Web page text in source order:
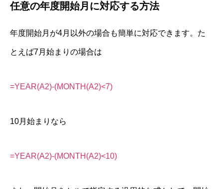
任意の年度開始月に対応する方法
年度開始月が4月以外の場合も簡単に対応できます。た
とえば7月始まりの場合は
=YEAR(A2)-(MONTH(A2)<7)
10月始まりなら
=YEAR(A2)-(MONTH(A2)<10)